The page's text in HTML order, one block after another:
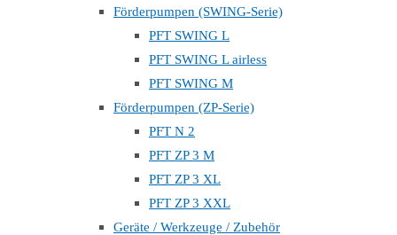
Förderpumpen (SWING-Serie)
PFT SWING L
PFT SWING L airless
PFT SWING M
Förderpumpen (ZP-Serie)
PFT N 2
PFT ZP 3 M
PFT ZP 3 XL
PFT ZP 3 XXL
Geräte / Werkzeuge / Zubehör